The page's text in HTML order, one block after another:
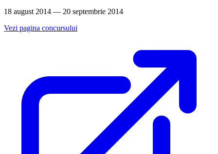
18 august 2014 — 20 septembrie 2014
Vezi pagina concursului